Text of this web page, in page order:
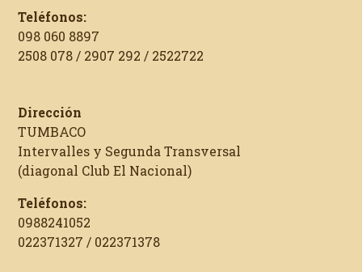
Teléfonos:
098 060 8897
2508 078 / 2907 292 / 2522722
Dirección
TUMBACO
Intervalles y Segunda Transversal
(diagonal Club El Nacional)
Teléfonos:
0988241052
022371327 / 022371378